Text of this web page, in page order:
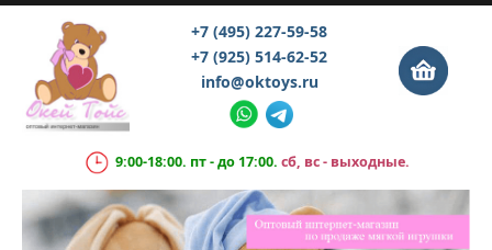
+7 (495) 227-59-58
+7 (925) 514-62-52
info@oktoys.ru
9:00-18:00. пт - до 17:00. сб, вс - выходные.